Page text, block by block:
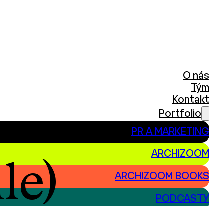
O nás
Tým
Kontakt
Portfolio
PR A MARKETING
ARCHIZOOM
ARCHIZOOM BOOKS
PODCASTY